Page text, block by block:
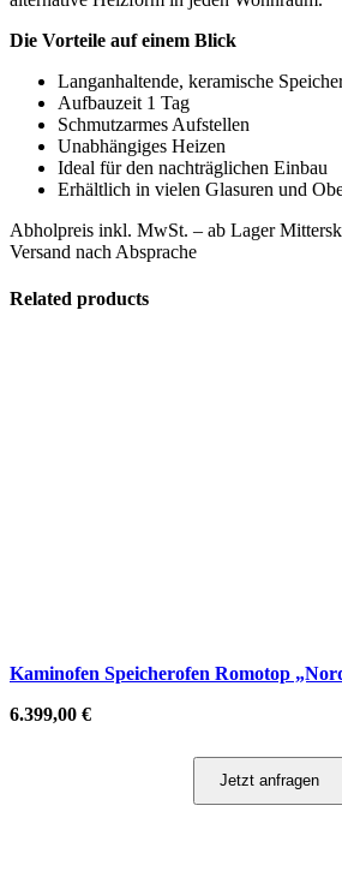
Die Vorteile auf einem Blick
Langanhaltende, keramische
Aufbauzeit 1 Tag
Schmutzarmes Aufstellen
Unabhängiges Heizen
Ideal für den nachträglichen Einbau
Erhältlich in vielen Glasuren und
Abholpreis inkl. MwSt. – ab Lager
Versand nach Absprache
Related products
Kaminofen Speicherofen Romotop
6.399,00 €
Jetzt anfragen